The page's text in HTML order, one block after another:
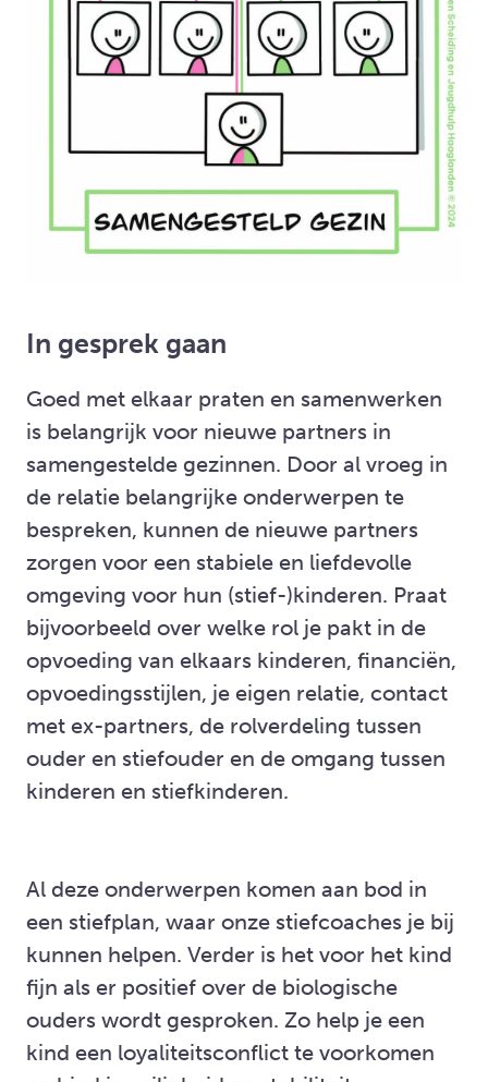
In gesprek gaan
Goed met elkaar praten en samenwerken
is belangrijk voor nieuwe partners in
samengestelde gezinnen. Door al vroeg in
de relatie belangrijke onderwerpen te
bespreken, kunnen de nieuwe partners
zorgen voor een stabiele en liefdevolle
omgeving voor hun (stief-)kinderen. Praat
bijvoorbeeld over welke rol je pakt in de
opvoeding van elkaars kinderen, financiën,
opvoedingsstijlen, je eigen relatie, contact
met ex-partners, de rolverdeling tussen
ouder en stiefouder en de omgang tussen
kinderen en stiefkinderen.
Al deze onderwerpen komen aan bod in
een stiefplan, waar onze stiefcoaches je bij
kunnen helpen. Verder is het voor het kind
fijn als er positief over de biologische
ouders wordt gesproken. Zo help je een
kind een loyaliteitsconflict te voorkomen